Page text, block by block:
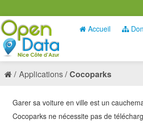
Accueil
Applications Cocoparks
Garer sa voiture en ville est un
Cocoparks ne nécessite pas de